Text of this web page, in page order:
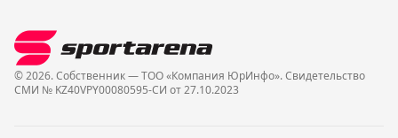
© 2026. Собственник — ТОО «Компания ЮрИнфо». Cвидетельство
СМИ № KZ40VPY00080595-СИ от 27.10.2023